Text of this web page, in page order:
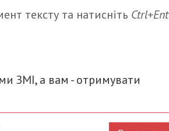
тексту та натисніть
ЗМІ, а вам - отримувати